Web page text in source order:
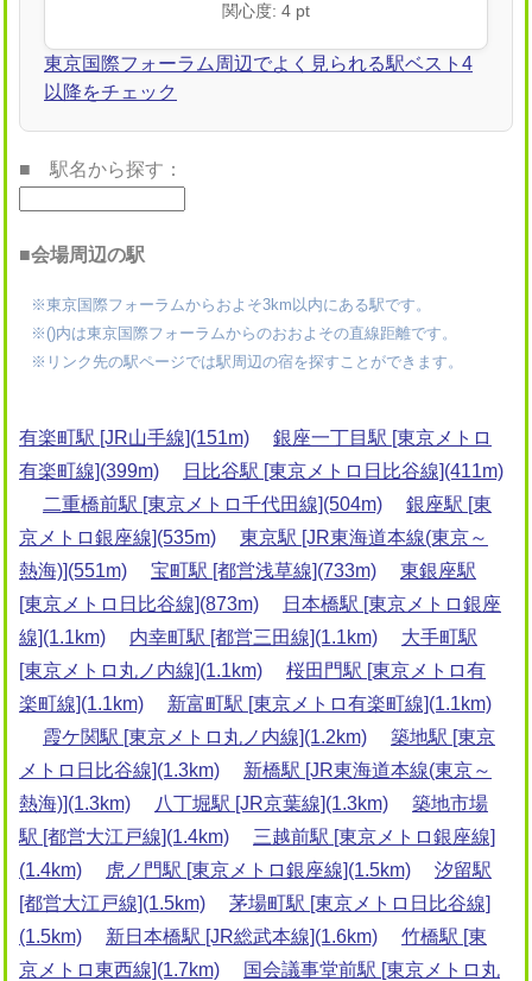
関心度: 4 pt
東京国際フォーラム周辺でよく見られる駅ベスト4
以降をチェック
■ 駅名から探す：
■会場周辺の駅
※東京国際フォーラムからおよそ3km以内にある駅です。
※()内は東京国際フォーラムからのおおよその直線距離です。
※リンク先の駅ページでは駅周辺の宿を探すことができます。
有楽町駅 [JR山手線](151m)
銀座一丁目駅 [東京メトロ
有楽町線](399m)
日比谷駅 [東京メトロ日比谷線](411m)
二重橋前駅 [東京メトロ千代田線](504m)
銀座駅 [東
京メトロ銀座線](535m)
東京駅 [JR東海道本線(東京～
熱海)](551m)
宝町駅 [都営浅草線](733m)
東銀座駅
[東京メトロ日比谷線](873m)
日本橋駅 [東京メトロ銀座
線](1.1km)
内幸町駅 [都営三田線](1.1km)
大手町駅
[東京メトロ丸ノ内線](1.1km)
桜田門駅 [東京メトロ有
楽町線](1.1km)
新富町駅 [東京メトロ有楽町線](1.1km)
霞ケ関駅 [東京メトロ丸ノ内線](1.2km)
築地駅 [東京
メトロ日比谷線](1.3km)
新橋駅 [JR東海道本線(東京～
熱海)](1.3km)
八丁堀駅 [JR京葉線](1.3km)
築地市場
駅 [都営大江戸線](1.4km)
三越前駅 [東京メトロ銀座線]
(1.4km)
虎ノ門駅 [東京メトロ銀座線](1.5km)
汐留駅
[都営大江戸線](1.5km)
茅場町駅 [東京メトロ日比谷線]
(1.5km)
新日本橋駅 [JR総武本線](1.6km)
竹橋駅 [東
京メトロ東西線](1.7km)
国会議事堂前駅 [東京メトロ丸